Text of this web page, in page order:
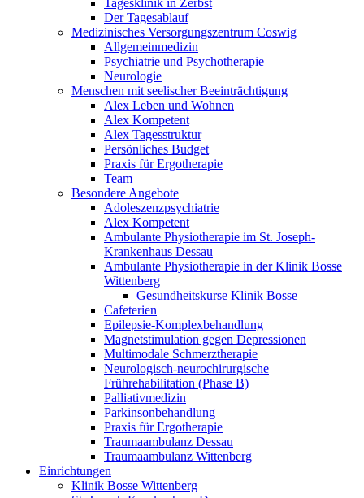
Tagesklinik in Zerbst
Der Tagesablauf
Medizinisches Versorgungszentrum Coswig
Allgemeinmedizin
Psychiatrie und Psychotherapie
Neurologie
Menschen mit seelischer Beeinträchtigung
Alex Leben und Wohnen
Alex Kompetent
Alex Tagesstruktur
Persönliches Budget
Praxis für Ergotherapie
Team
Besondere Angebote
Adoleszenzpsychiatrie
Alex Kompetent
Ambulante Physiotherapie im St. Joseph-
Krankenhaus Dessau
Ambulante Physiotherapie in der Klinik Bosse
Wittenberg
Gesundheitskurse Klinik Bosse
Cafeterien
Epilepsie-Komplexbehandlung
Magnetstimulation gegen Depressionen
Multimodale Schmerztherapie
Neurologisch-neurochirurgische
Frührehabilitation (Phase B)
Palliativmedizin
Parkinsonbehandlung
Praxis für Ergotherapie
Traumaambulanz Dessau
Traumaambulanz Wittenberg
Einrichtungen
Klinik Bosse Wittenberg